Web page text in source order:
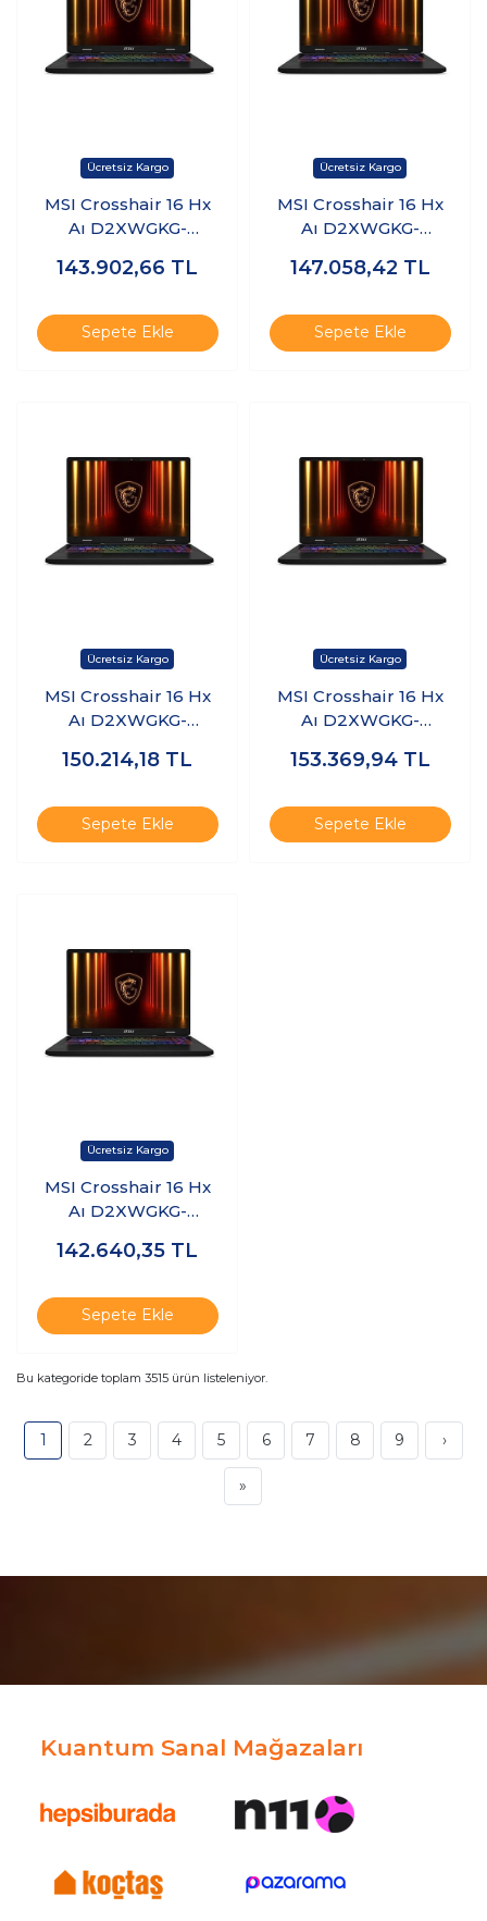
MSI Crosshair 16 Hx
Aı D2XWGKG-
275HX 40GB Ram 1tb
Freedos K27
143.902,66 TL
Sepete Ekle
MSI Crosshair 16 Hx
Aı D2XWGKG-
275HX 40GB Ram 1tb
Windows 11 Pro K28
147.058,42 TL
Sepete Ekle
MSI Crosshair 16 Hx
Aı D2XWGKG-
275HX 40GB Ram
RTX5070 Freedos
K29
150.214,18 TL
Sepete Ekle
MSI Crosshair 16 Hx
Aı D2XWGKG-
275HX 40GB Ram
RTX5070 Windows 11
Pro K30
153.369,94 TL
Sepete Ekle
MSI Crosshair 16 Hx
Aı D2XWGKG-
275HX 40GB Ram
RTX5070 Freedos
K25
142.640,35 TL
Sepete Ekle
Bu kategoride toplam 3515 ürün listeleniyor.
1 2 3 4 5 6 7 8 9 ›
»
Kuantum Sanal Mağazaları